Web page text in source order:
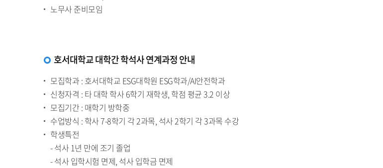
노무사 준비모임
호서대학교 대학간 학석사 연계과정 안내
모집학과 : 호서대학교 ESG대학원 ESG학과/AI안전학과
신청자격 : 타 대학 학사 6학기 재학생, 학점 평균 3.2 이상
모집기간 : 매학기 방학중
수업방식 : 학사 7-8학기 각 2과목, 석사 2학기 각 3과목 수강
학생특전
- 석사 1년 만에 조기 졸업
- 석사 입학시험 면제, 석사 입학금 면제